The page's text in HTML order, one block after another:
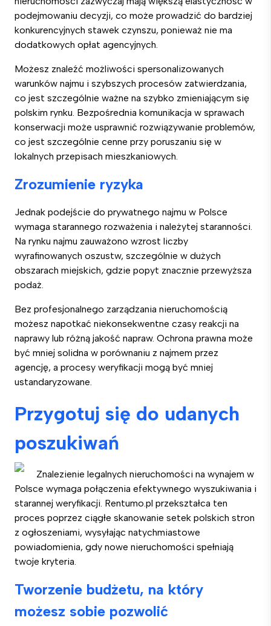
podejmowaniu decyzji, co może prowadzić do bardziej
konkurencyjnych stawek czynszu, ponieważ nie ma
dodatkowych opłat agencyjnych.
Możesz znaleźć możliwości spersonalizowanych
warunków najmu i szybszych procesów zatwierdzania,
co jest szczególnie ważne na szybko zmieniającym się
polskim rynku. Bezpośrednia komunikacja w sprawach
konserwacji może usprawnić rozwiązywanie problemów,
co jest szczególnie cenne przy poruszaniu się w
lokalnych przepisach mieszkaniowych.
Zrozumienie ryzyka
Jednak podejście do prywatnego najmu w Polsce
wymaga starannego rozważenia i należytej staranności.
Na rynku najmu zauważono wzrost liczby
wyrafinowanych oszustw, szczególnie w dużych
obszarach miejskich, gdzie popyt znacznie przewyższa
podaż.
Bez profesjonalnego zarządzania nieruchomością
możesz napotkać niekonsekwentne czasy reakcji na
naprawy lub różną jakość napraw. Ochrona prawna może
być mniej solidna w porównaniu z najmem przez
agencję, a procesy weryfikacji mogą być mniej
ustandaryzowane.
Przygotuj się do udanych
poszukiwań
Znalezienie legalnych nieruchomości na wynajem w
Polsce wymaga połączenia efektywnego wyszukiwania i
starannej weryfikacji. Rentumo.pl przekształca ten
proces poprzez ciągłe skanowanie setek polskich stron
z ogłoszeniami, wysyłając natychmiastowe
powiadomienia, gdy nowe nieruchomości spełniają
twoje kryteria.
Tworzenie budżetu, na który
możesz sobie pozwolić